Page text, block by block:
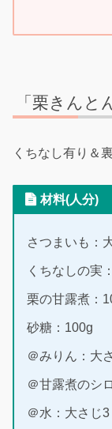
「栗きんと
くちなし有り＆
材料(人分)
さつまいも：
くちなしの実
栗の甘露煮：
砂糖：100g
＠みりん：大
＠甘露煮のシ
＠水：大さじ3